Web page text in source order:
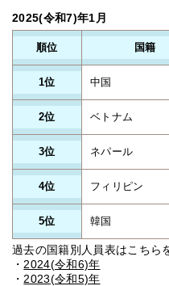
2025(令和7)年1月
順位 国籍
1位 中国
2位 ベトナム
3位 ネパール
4位 フィリピン
5位 韓国
過去の国籍別人員表はこちら
・ 2024(令和6)年
・ 2023(令和5)年